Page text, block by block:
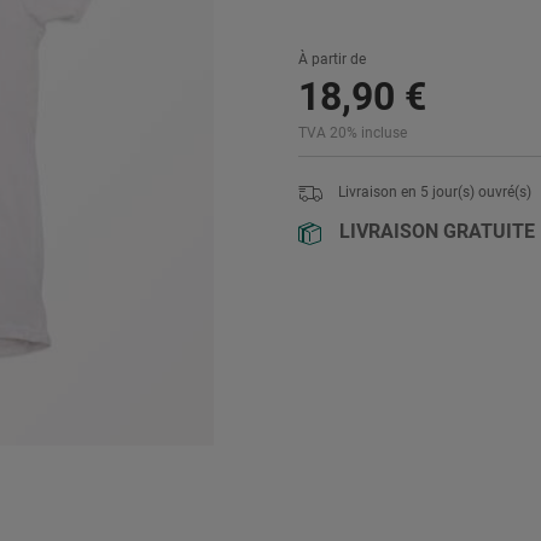
À partir de
18,90 €
TVA 20% incluse
Livraison en 5 jour(s) ouvré(s)
LIVRAISON